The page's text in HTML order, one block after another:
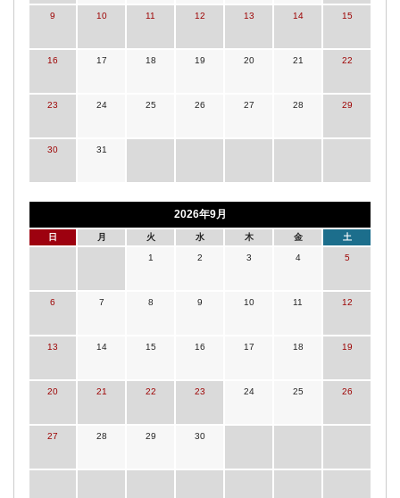
9 10 11 12 13 14 15
16 17 18 19 20 21 22
23 24 25 26 27 28 29
30 31
2026年9月
日 月 火 水 木 金 土
1 2 3 4 5
6 7 8 9 10 11 12
13 14 15 16 17 18 19
20 21 22 23 24 25 26
27 28 29 30